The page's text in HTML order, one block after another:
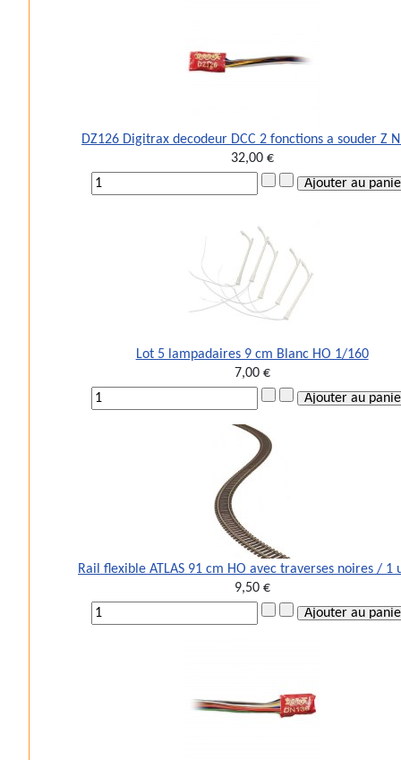
DZ126 Digitrax decodeur DCC 2 fonctions a souder Z
32,00 €
Lot 5 lampadaires 9 cm Blanc HO 1/160
7,00 €
Rail flexible ATLAS 91 cm HO avec traverses noires / 1
9,50 €